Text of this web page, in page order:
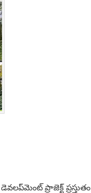
ప్రాజెక్ట్ ప్రస్తుతం